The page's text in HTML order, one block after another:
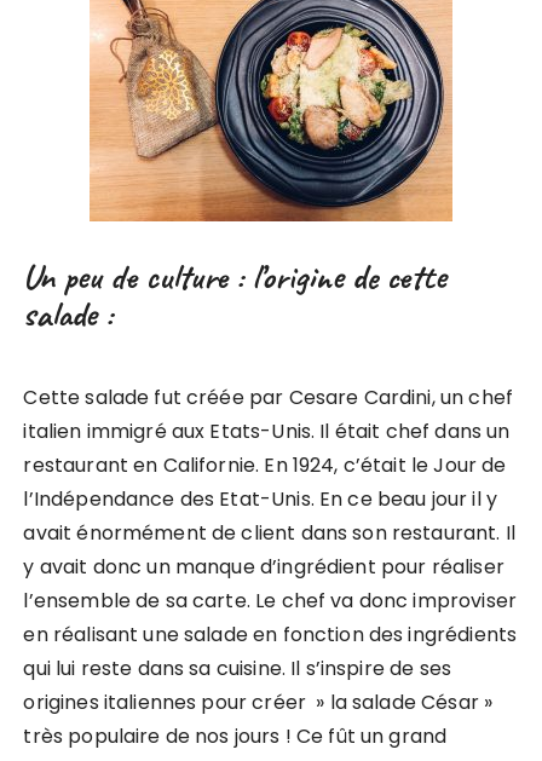
Un peu de culture : l’origine de cette
salade :
Cette salade fut créée par Cesare Cardini, un chef
italien immigré aux Etats-Unis. Il était chef dans un
restaurant en Californie. En 1924, c’était le Jour de
l’Indépendance des Etat-Unis. En ce beau jour il y
avait énormément de client dans son restaurant. Il
y avait donc un manque d’ingrédient pour réaliser
l’ensemble de sa carte. Le chef va donc improviser
en réalisant une salade en fonction des ingrédients
qui lui reste dans sa cuisine. Il s’inspire de ses
origines italiennes pour créer » la salade César »
très populaire de nos jours ! Ce fût un grand